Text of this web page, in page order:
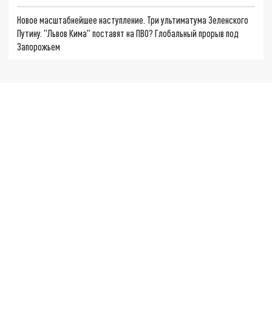
Новое масштабнейшее наступление. Три ультиматума Зеленского
Путину. "Львов Кима" поставят на ПВО? Глобальный прорыв под
Запорожьем